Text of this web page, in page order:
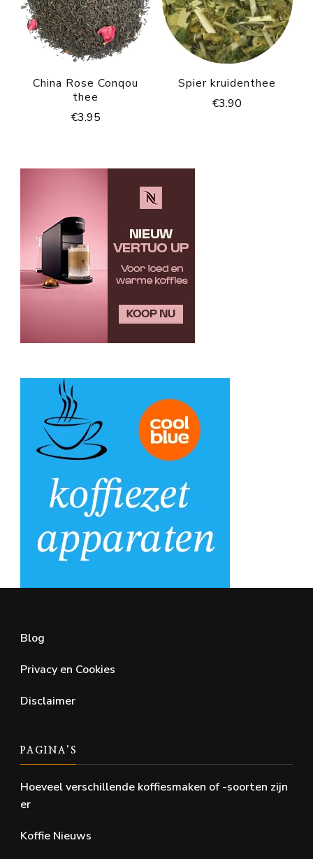
China Rose Conqou
thee
€3.95
Spier kruidenthee
€3.90
Blog
Privacy en Cookies
Disclaimer
PAGINA’S
Hoeveel verschillende koffiesmaken of -soorten zijn
er
Koffie Nieuws